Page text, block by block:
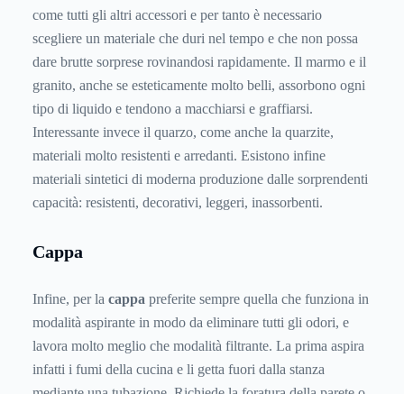
come tutti gli altri accessori e per tanto è necessario
scegliere un materiale che duri nel tempo e che non possa
dare brutte sorprese rovinandosi rapidamente. Il marmo e il
granito, anche se esteticamente molto belli, assorbono ogni
tipo di liquido e tendono a macchiarsi e graffiarsi.
Interessante invece il quarzo, come anche la quarzite,
materiali molto resistenti e arredanti. Esistono infine
materiali sintetici di moderna produzione dalle sorprendenti
capacità: resistenti, decorativi, leggeri, inassorbenti.
Cappa
Infine, per la cappa preferite sempre quella che funziona in
modalità aspirante in modo da eliminare tutti gli odori, e
lavora molto meglio che modalità filtrante. La prima aspira
infatti i fumi della cucina e li getta fuori dalla stanza